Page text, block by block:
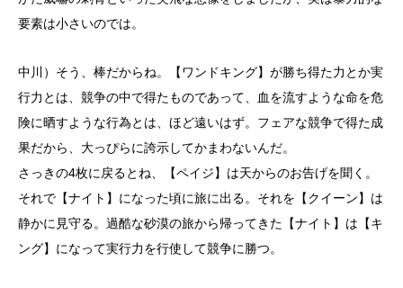
要素は小さいのでは。
中川）そう、棒だからね。【ワンドキング】が勝ち得た力とか実
行力とは、競争の中で得たものであって、血を流すような命を危
険に晒すような行為とは、ほど遠いはず。フェアな競争で得た成
果だから、大っぴらに誇示してかまわないんだ。
さっきの4枚に戻るとね、【ペイジ】は天からのお告げを聞く。
それで【ナイト】になった頃に旅に出る。それを【クイーン】は
静かに見守る。過酷な砂漠の旅から帰ってきた【ナイト】は【キ
ング】になって実行力を行使して競争に勝つ。